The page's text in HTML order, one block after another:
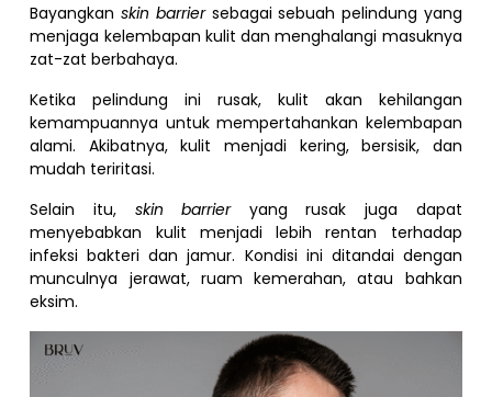
Bayangkanskin barrier sebagai sebuah pelindung yang
menjaga kelembapan kulit dan menghalangi masuknya
zat-zat berbahaya.
Ketika pelindung ini rusak, kulit akan kehilangan
kemampuannya untuk mempertahankan kelembapan
alami. Akibatnya, kulit menjadi kering, bersisik, dan
mudah teriritasi.
Selain itu, skin barrieryang rusak juga dapat
menyebabkan kulit menjadi lebih rentan terhadap
infeksi bakteri dan jamur. Kondisi ini ditandai dengan
munculnya jerawat, ruam kemerahan, atau bahkan
eksim.